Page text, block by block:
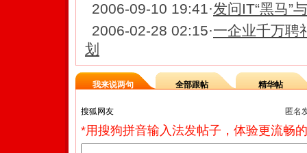
2006-09-10 19:41·发问IT“黑马”
2006-02-28 02:15·一企业千万聘
划
我来说两句 全部跟帖 精华帖
匿名
*用搜狗拼音输入法发帖子，体验更流畅